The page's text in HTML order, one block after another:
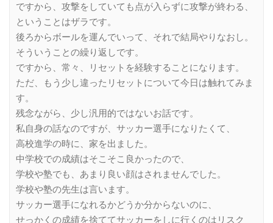
ですから、攻撃をしていても点が入らずに攻撃が終わる、
ということはザラです。
後ろからボールを運んでいって、それで結局やりなおし。
そういうことの繰り返しです。
ですから、常々、リセットを経験することになります。
ただ、もう少し違ったリセットについて今日は触れてみま
す。
残念ながら、少し汎用的ではないお話です。
私自身の話なのですが、サッカー選手になりたくて、
高校進学の時に、家を出ました。
中学校での成績はそこそこ良かったので、
学校や塾でも、あまり良い顔はされませんでした。
学校や塾の先生は言います。
サッカー選手になれるかどうか分からないのに、
せっかくの成績を捨ててサッカーをしに行くのはリスク